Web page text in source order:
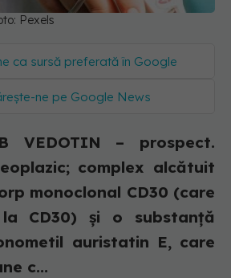
Pexels
ca sursă preferată în Google
ne pe Google News
VEDOTIN – prospect.
complex alcătuit
monoclonal CD30 (care
CD30) şi o substanță
auristatin E, care
c...